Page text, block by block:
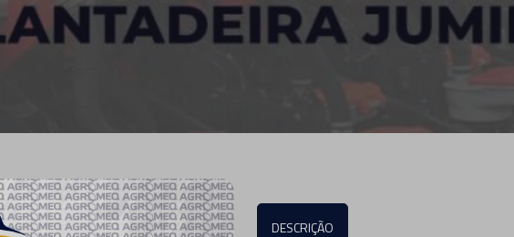
DESCRIÇÃO